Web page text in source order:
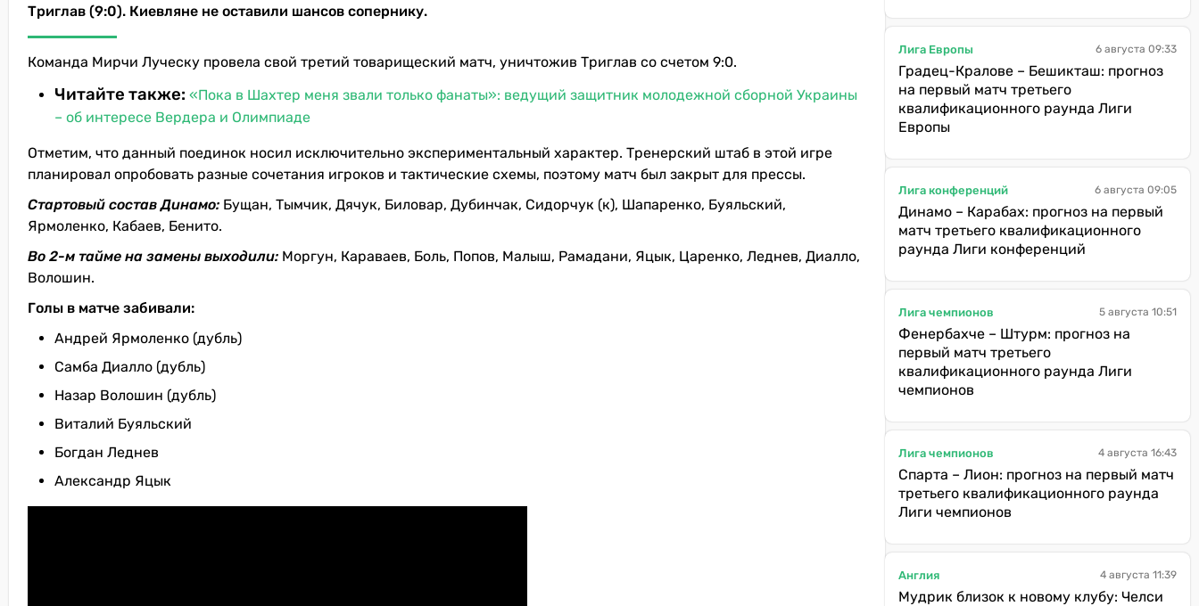
Триглав (9:0). Киевляне не оставили шансов сопернику.
Команда Мирчи Луческу провела свой третий товарищеский матч, уничтожив Триглав со счетом 9:0.
Читайте также: «Пока в Шахтер меня звали только фанаты»: ведущий защитник молодежной сборной Украины
– об интересе Вердера и Олимпиаде
Отметим, что данный поединок носил исключительно экспериментальный характер. Тренерский штаб в этой игре
планировал опробовать разные сочетания игроков и тактические схемы, поэтому матч был закрыт для прессы.
Стартовый состав Динамо: Бущан, Тымчик, Дячук, Биловар, Дубинчак, Сидорчук (к), Шапаренко, Буяльский,
Ярмоленко, Кабаев, Бенито.
Во 2-м тайме на замены выходили: Моргун, Караваев, Боль, Попов, Малыш, Рамадани, Яцык, Царенко, Леднев, Диалло,
Волошин.
Голы в матче забивали:
Андрей Ярмоленко (дубль)
Самба Диалло (дубль)
Назар Волошин (дубль)
Виталий Буяльский
Богдан Леднев
Александр Яцык
Лига Европы 6 августа 09:33
Градец-Кралове – Бешикташ: прогноз
на первый матч третьего
квалификационного раунда Лиги
Европы
Лига конференций 6 августа 09:05
Динамо – Карабах: прогноз на первый
матч третьего квалификационного
раунда Лиги конференций
Лига чемпионов 5 августа 10:51
Фенербахче – Штурм: прогноз на
первый матч третьего
квалификационного раунда Лиги
чемпионов
Лига чемпионов 4 августа 16:43
Спарта – Лион: прогноз на первый матч
третьего квалификационного раунда
Лиги чемпионов
Англия 4 августа 11:39
Мудрик близок к новому клубу: Челси